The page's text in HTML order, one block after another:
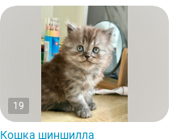
19
Кошка шиншилла